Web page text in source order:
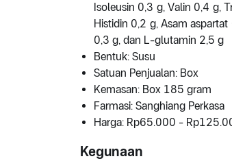
Isoleusin 0,3 g, Valin 0,4 g,
Histidin 0,2 g, Asam
0,3 g, dan L-glutamin 2,5 g
Bentuk: Susu
Satuan Penjualan: Box
Kemasan: Box 185 gram
Farmasi: Sanghiang Perkasa
Harga: Rp65.000 -
Kegunaan